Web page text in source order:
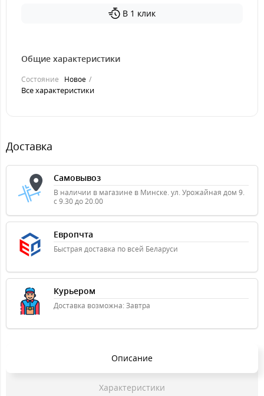
В 1 клик
Общие характеристики
Состояние Новое
Все характеристики
Доставка
Самовывоз
В наличии в магазине в Минске. ул. Урожайная дом 9.
с 9.30 до 20.00
Европчта
Быстрая доставка по всей Беларуси
Курьером
Доставка возможна: Завтра
Описание
Характеристики